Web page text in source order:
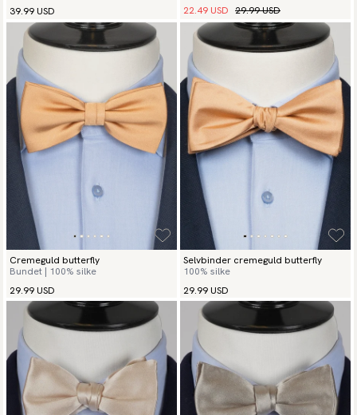
39.99 USD
22.49 USD 29.99 USD
Cremeguld butterfly
Bundet | 100% silke
29.99 USD
Selvbinder cremeguld butterfly
100% silke
29.99 USD